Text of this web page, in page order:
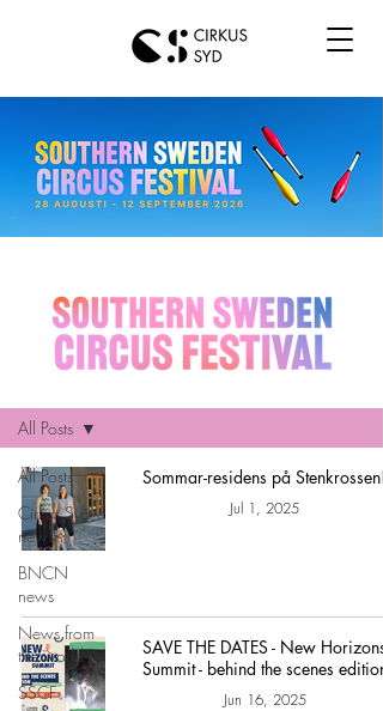
All Posts
Cirkus Syd
news
BNCN
news
News from
the world
SSCF
All Posts
Sommar-residens på Stenkrossen!
Jul 1, 2025
SAVE THE DATES - New Horizons
Summit - behind the scenes edition
Jun 16, 2025